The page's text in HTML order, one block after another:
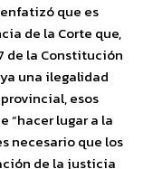
que es
de la Corte que,
de la Constitución
una ilegalidad
esos
“hacer lugar a la
necesario que los
de la justicia